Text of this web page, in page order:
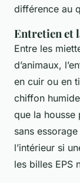
différence au
Entretien et
Entre les
d’animaux,
en cuir ou en
chiffon
que la housse
sans
l’intérieur si
les billes EPS